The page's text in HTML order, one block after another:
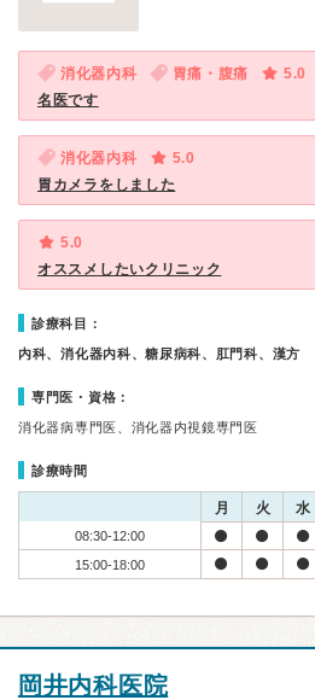
消化器内科 胃痛・腹痛
5.0
名医です
消化器内科
5.0
胃カメラをしました
5.0
オススメしたいクリニック
診療科目：
内科、消化器内科、糖尿病科、肛門科、漢方
専門医・資格：
消化器病専門医、消化器内視鏡専門医
診療時間
月 火 水
08:30-12:00
15:00-18:00
岡井内科医院